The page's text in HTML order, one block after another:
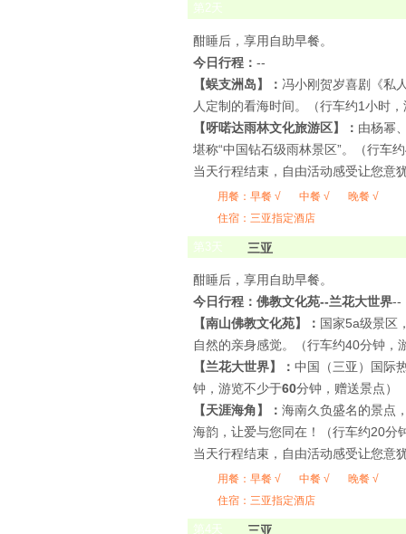
第2天
酣睡后，享用自助早餐。
今日行程： --
【蜈支洲岛】： 冯小刚贺岁喜剧《私
人定制的看海时间。（行车约1小时
【呀喏达雨林文化旅游区】： 由杨幂
堪称“中国钻石级雨林景区”。（行车
当天行程结束，自由活动感受让您意
用餐： 早餐 √ 中餐 √
晚餐 √
住宿：三亚指定酒店
第3天 三亚
酣睡后，享用自助早餐。
今日行程：佛教文化苑--兰花大世界--
【南山佛教文化苑】： 国家5a级景区
自然的亲身感觉。（行车约40分钟，
【兰花大世界】： 中国（三亚）国际
钟，游览不少于60分钟，赠送景点）
【天涯海角】： 海南久负盛名的景点
海韵，让爱与您同在！（行车约20分
当天行程结束，自由活动感受让您意
用餐： 早餐 √ 中餐 √
晚餐 √
住宿：三亚指定酒店
第4天 三亚